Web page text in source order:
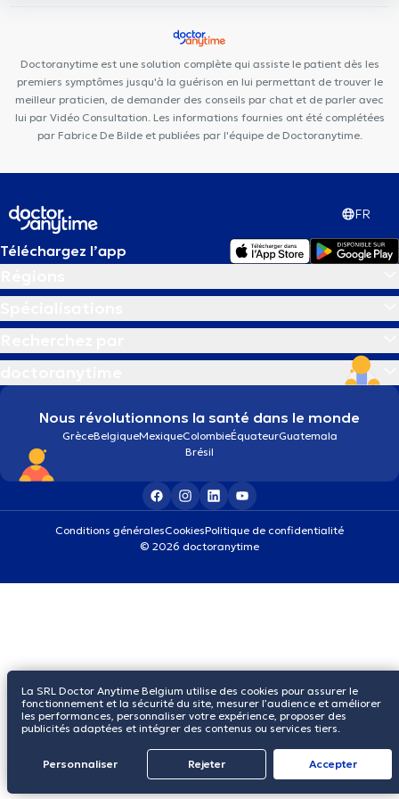
Centre de diététique NaturHouse
Global Care Nurse at Home
Lemaire
Sport & Vous
Doctoranytime est une solution complète qui assiste le patient dès les
premiers symptômes jusqu'à la guérison en lui permettant de trouver le
meilleur praticien, de demander des conseils par chat et de parler avec
lui par Vidéo Consultation. Les informations fournies ont été complétées
par Fabrice De Bilde et publiées par l'équipe de Doctoranytime.
FR
Téléchargez l’app
Nous révolutionnons la santé dans le monde
GrèceBelgiqueMexiqueColombieÉquateurGuatemala
Brésil
Conditions généralesCookiesPolitique de confidentialité
© 2026 doctoranytime
La SRL Doctor Anytime Belgium utilise des cookies pour assurer le
fonctionnement et la sécurité du site, mesurer l’audience et améliorer
les performances, personnaliser votre expérience, proposer des
publicités adaptées et intégrer des contenus ou services tiers.
Personnaliser Rejeter Αccepter